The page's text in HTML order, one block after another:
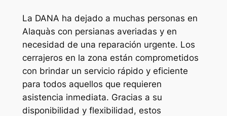
La DANA ha dejado a muchas personas en
Alaquàs con persianas averiadas y en
necesidad de una reparación urgente. Los
cerrajeros en la zona están comprometidos
con brindar un servicio rápido y eficiente
para todos aquellos que requieren
asistencia inmediata. Gracias a su
disponibilidad y flexibilidad, estos